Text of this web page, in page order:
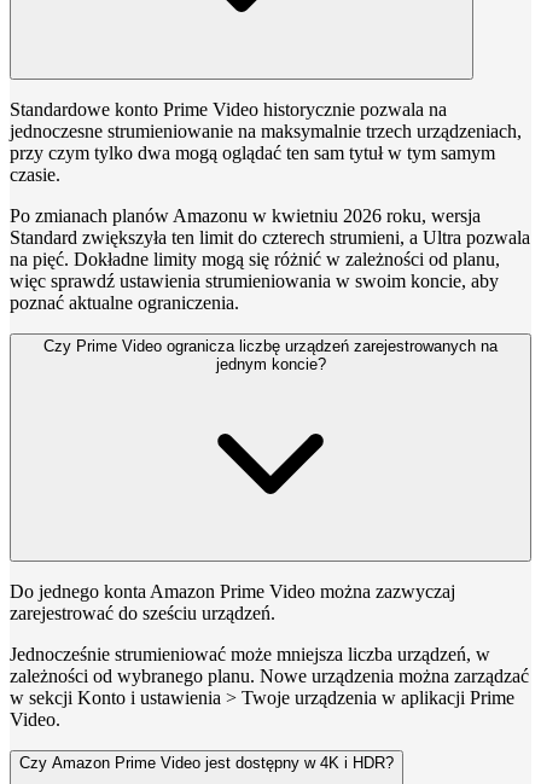
Standardowe konto Prime Video historycznie pozwala na
jednoczesne strumieniowanie na maksymalnie trzech urządzeniach,
przy czym tylko dwa mogą oglądać ten sam tytuł w tym samym
czasie.
Po zmianach planów Amazonu w kwietniu 2026 roku, wersja
Standard zwiększyła ten limit do czterech strumieni, a Ultra pozwala
na pięć. Dokładne limity mogą się różnić w zależności od planu,
więc sprawdź ustawienia strumieniowania w swoim koncie, aby
poznać aktualne ograniczenia.
Czy Prime Video ogranicza liczbę urządzeń zarejestrowanych na
jednym koncie?
Do jednego konta Amazon Prime Video można zazwyczaj
zarejestrować do sześciu urządzeń.
Jednocześnie strumieniować może mniejsza liczba urządzeń, w
zależności od wybranego planu. Nowe urządzenia można zarządzać
w sekcji Konto i ustawienia > Twoje urządzenia w aplikacji Prime
Video.
Czy Amazon Prime Video jest dostępny w 4K i HDR?